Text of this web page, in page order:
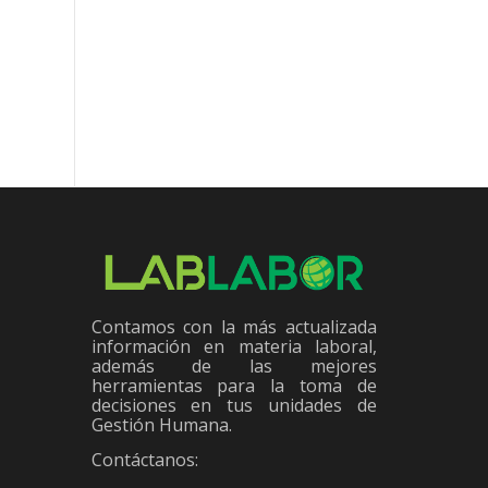
Contamos con la más actualizada
información en materia laboral,
además de las mejores
herramientas para la toma de
decisiones en tus unidades de
Gestión Humana.
Contáctanos: